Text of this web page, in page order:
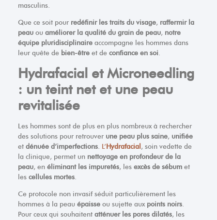
masculins.
Que ce soit pour redéfinir les traits du visage, raffermir la
peauou améliorer la qualité du grain de peau, notre
équipe pluridisciplinaireaccompagne les hommes dans
leur quête de bien-êtreet de confiance en soi.
Hydrafacial et Microneedling
: un teint net et une peau
revitalisée
Les hommes sont de plus en plus nombreux à rechercher
des solutions pour retrouver une peau plus saine, unifiée
et dénuée d’imperfections. L’Hydrafacial , soin vedette de
la clinique, permet un nettoyage en profondeur de la
peau, en éliminant les impuretés, les excès de sébumet
les cellules mortes.
Ce protocole non invasif séduit particulièrement les
hommes à la peau épaisseou sujette aux points noirs.
Pour ceux qui souhaitent atténuer les pores dilatés, les